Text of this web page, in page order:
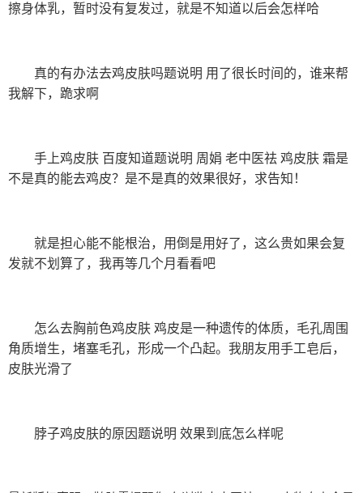
擦身体乳，暂时没有复发过，就是不知道以后会怎样哈
真的有办法去鸡皮肤吗题说明 用了很长时间的，谁来帮
我解下，跪求啊
手上鸡皮肤 百度知道题说明 周娟 老中医祛 鸡皮肤 霜是
不是真的能去鸡皮？是不是真的效果很好，求告知！
就是担心能不能根治，用倒是用好了，这么贵如果会复
发就不划算了，我再等几个月看看吧
怎么去胸前色鸡皮肤 鸡皮是一种遗传的体质，毛孔周围
角质增生，堵塞毛孔，形成一个凸起。我朋友用手工皂后，
皮肤光滑了
脖子鸡皮肤的原因题说明 效果到底怎么样呢